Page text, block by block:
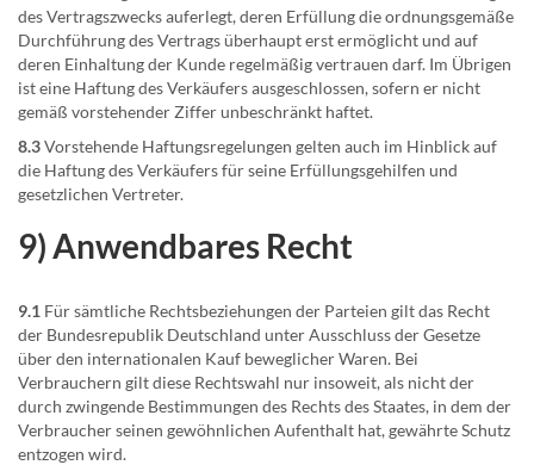
des Vertragszwecks auferlegt, deren Erfüllung die ordnungsgemäße
Durchführung des Vertrags überhaupt erst ermöglicht und auf
deren Einhaltung der Kunde regelmäßig vertrauen darf. Im Übrigen
ist eine Haftung des Verkäufers ausgeschlossen, sofern er nicht
gemäß vorstehender Ziffer unbeschränkt haftet.
8.3Vorstehende Haftungsregelungen gelten auch im Hinblick auf
die Haftung des Verkäufers für seine Erfüllungsgehilfen und
gesetzlichen Vertreter.
9) Anwendbares Recht
9.1 Für sämtliche Rechtsbeziehungen der Parteien gilt das Recht
der Bundesrepublik Deutschland unter Ausschluss der Gesetze
über den internationalen Kauf beweglicher Waren. Bei
Verbrauchern gilt diese Rechtswahl nur insoweit, als nicht der
durch zwingende Bestimmungen des Rechts des Staates, in dem der
Verbraucher seinen gewöhnlichen Aufenthalt hat, gewährte Schutz
entzogen wird.